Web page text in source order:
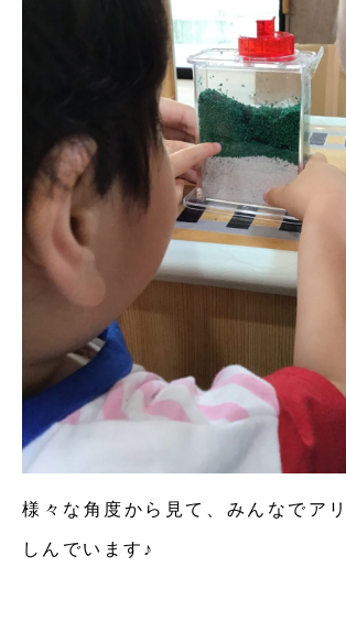
様々な角度から見て、みんなでア
しんでいます♪